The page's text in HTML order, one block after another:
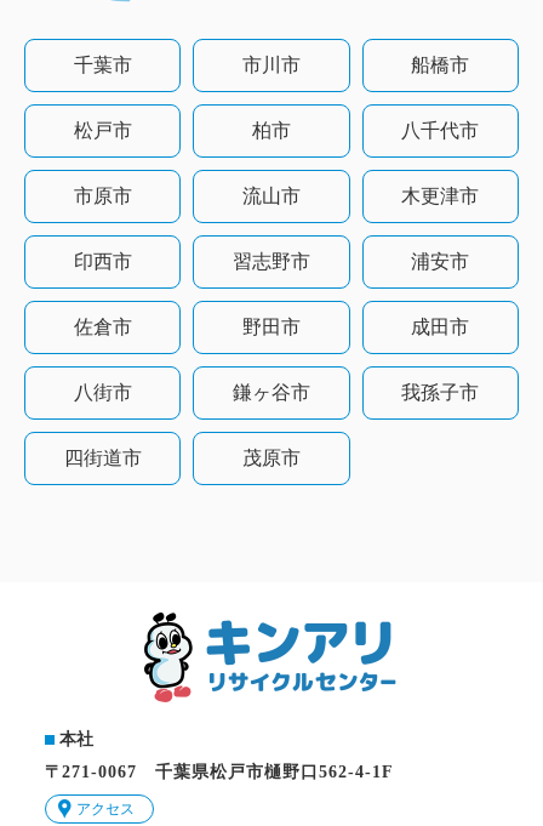
千葉市 市川市 船橋市
松戸市 柏市 八千代市
市原市 流山市 木更津市
印西市 習志野市 浦安市
佐倉市 野田市 成田市
八街市 鎌ヶ谷市 我孫子市
四街道市 茂原市
本社
〒271-0067 千葉県松戸市樋野口562-4-1F
アクセス